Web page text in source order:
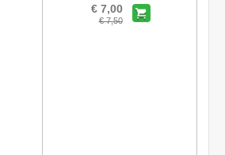
€ 7,00
€ 7,50